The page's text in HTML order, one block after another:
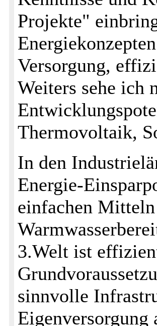
Projekte"
Versorgung,
Weiters sehe ich
Thermovoltaik,
In den
Energie-
einfachen
3.Welt ist
sinnvolle
Eigenversorgung